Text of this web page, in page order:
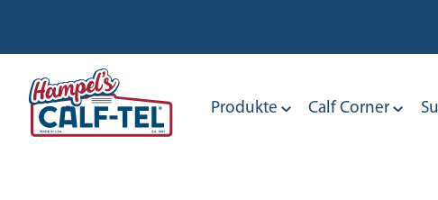
content
Produkte
Calf Corner